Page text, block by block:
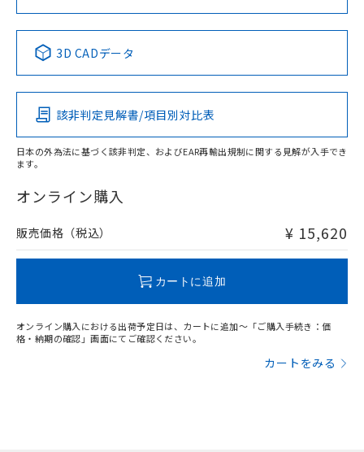
以上、n: 110mm以上
検出領域
Pb Hg Cd Cr(VI)
O
在庫等で未対応品が混在する可能性があります。
問い合わせください。
No No No No
この製品の規格認証/適合状況ページへ
その他の認証はこちらのページからご検索ください
3D CADデータ
該非判定見解書/項目別対比表
日本の外為法に基づく該非判定、およびEAR再輸出規制に関する見解が入手でき
ます。
オンライン購入
販売価格（税込） ¥ 15,620
カートに追加
オンライン購入における出荷予定日は、カートに追加～「ご購入手続き：価
格・納期の確認」画面にてご確認ください。
カートをみる